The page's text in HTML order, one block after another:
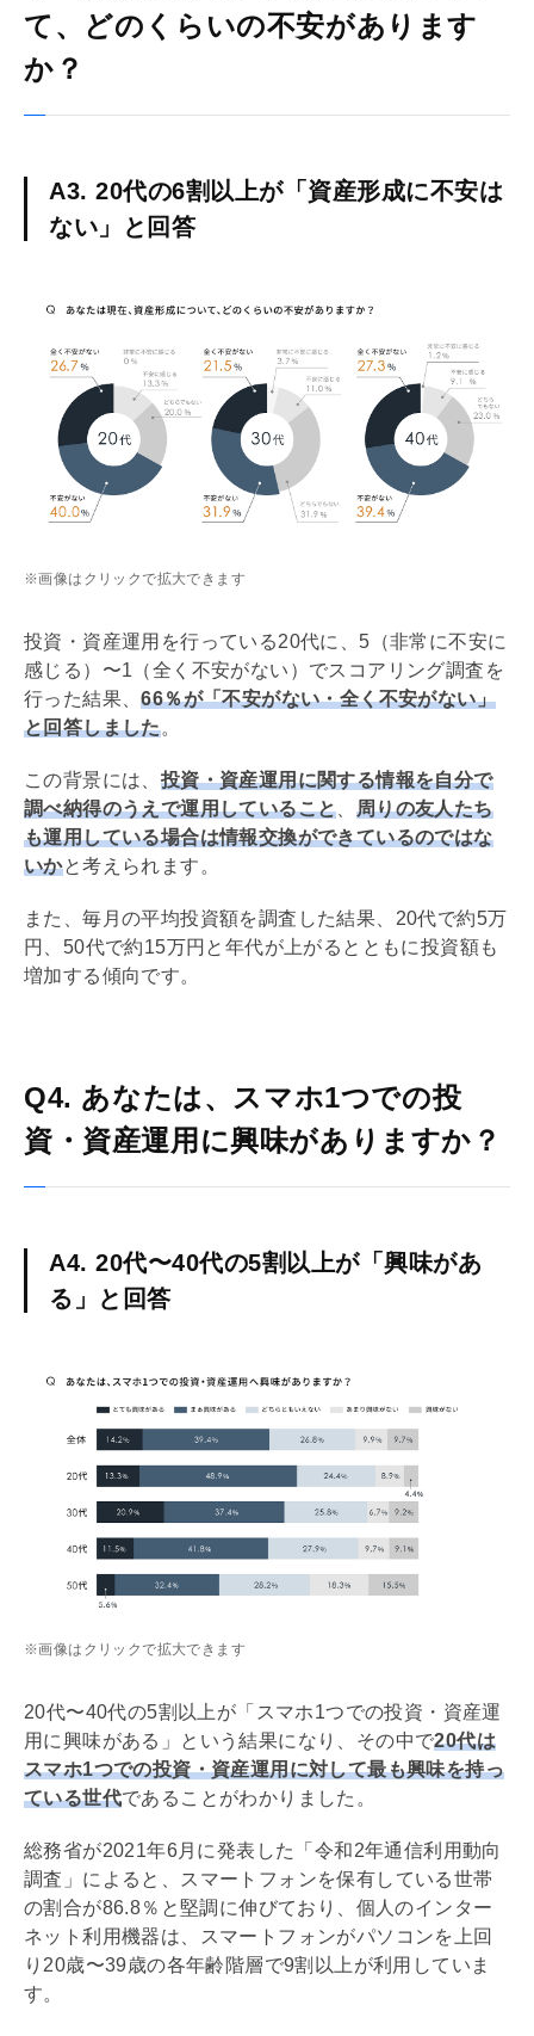
て、どのくらいの不安があります
か？
A3. 20代の6割以上が「資産形成に不安は
ない」と回答
※画像はクリックで拡大できます
投資・資産運用を行っている20代に、5（非常に不安に
感じる）〜1（全く不安がない）でスコアリング調査を
行った結果、66％が「不安がない・全く不安がない」
と回答しました。
この背景には、 投資・資産運用に関する情報を自分で
調べ納得のうえで運用していること
周りの友人たち
も運用している場合は情報交換ができているのではな
いかと考えられます。
また、毎月の平均投資額を調査した結果、20代で約5万
円、50代で約15万円と年代が上がるとともに投資額も
増加する傾向です。
Q4. あなたは、スマホ1つでの投
資・資産運用に興味がありますか？
A4. 20代〜40代の5割以上が「興味があ
る」と回答
※画像はクリックで拡大できます
20代〜40代の5割以上が「スマホ1つでの投資・資産運
用に興味がある」という結果になり、その中で20代は
スマホ1つでの投資・資産運用に対して最も興味を持っ
ている世代であることがわかりました。
総務省が2021年6月に発表した「令和2年通信利用動向
調査」によると、スマートフォンを保有している世帯
の割合が86.8％と堅調に伸びており、個人のインター
ネット利用機器は、スマートフォンがパソコンを上回
り20歳〜39歳の各年齢階層で9割以上が利用していま
す。